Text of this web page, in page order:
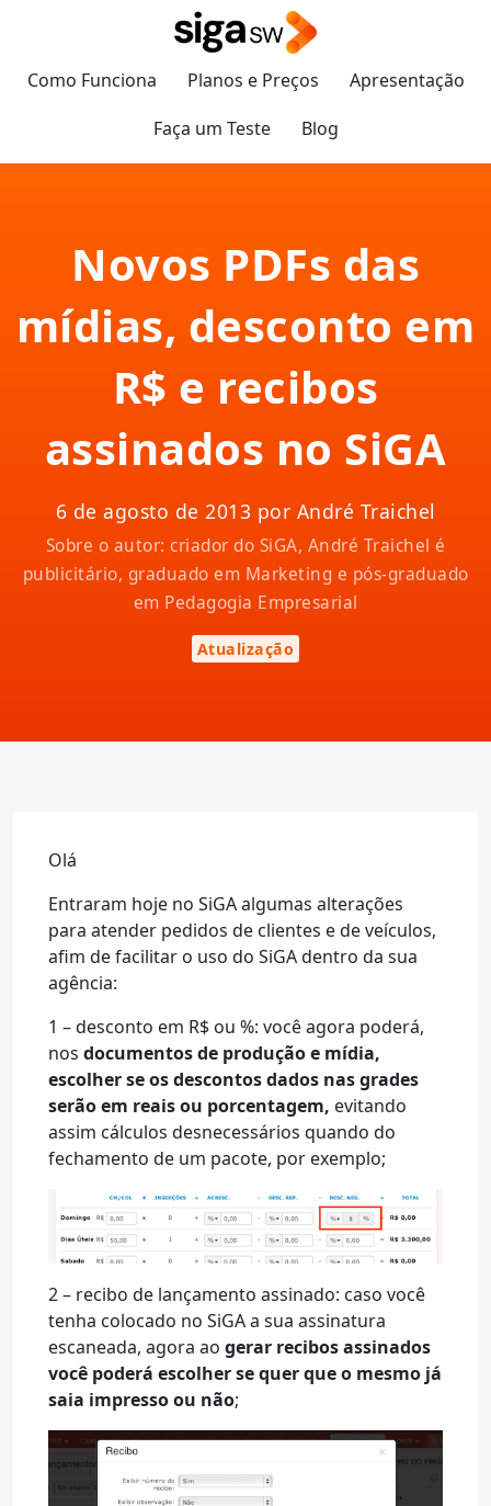
Como Funciona Planos e Preços
Apresentação
Faça um Teste
Blog
Novos PDFs das
mídias, desconto em
R$ e recibos
assinados no SiGA
6 de agosto de 2013 por André Traichel
Sobre o autor: criador do SiGA, André Traichel é
publicitário, graduado em Marketing e pós-graduado
em Pedagogia Empresarial
Atualização
Olá
Entraram hoje no SiGA algumas alterações
para atender pedidos de clientes e de veículos,
afim de facilitar o uso do SiGA dentro da sua
agência:
1 – desconto em R$ ou %: você agora poderá,
nos documentos de produção e mídia,
escolher se os descontos dados nas grades
serão em reais ou porcentagem, evitando
assim cálculos desnecessários quando do
fechamento de um pacote, por exemplo;
2 – recibo de lançamento assinado: caso você
tenha colocado no SiGA a sua assinatura
escaneada, agora ao gerar recibos assinados
você poderá escolher se quer que o mesmo já
saia impresso ou não;